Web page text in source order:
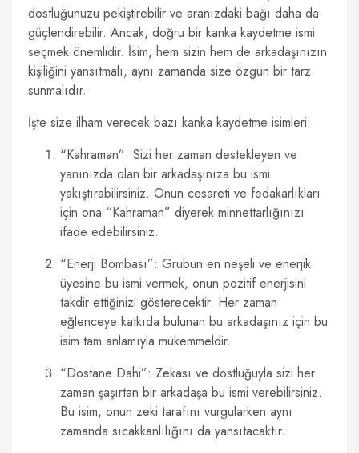
dostluğunuzu pekiştirebilir ve aranızdaki bağı daha da
güçlendirebilir. Ancak, doğru bir kanka kaydetme ismi
seçmek önemlidir. İsim, hem sizin hem de arkadaşınızın
kişiliğini yansıtmalı, aynı zamanda size özgün bir tarz
sunmalıdır.
İşte size ilham verecek bazı kanka kaydetme isimleri:
“Kahraman”: Sizi her zaman destekleyen ve
yanınızda olan bir arkadaşınıza bu ismi
yakıştırabilirsiniz. Onun cesareti ve fedakarlıkları
için ona “Kahraman” diyerek minnettarlığınızı
ifade edebilirsiniz.
“Enerji Bombası”: Grubun en neşeli ve enerjik
üyesine bu ismi vermek, onun pozitif enerjisini
takdir ettiğinizi gösterecektir. Her zaman
eğlenceye katkıda bulunan bu arkadaşınız için bu
isim tam anlamıyla mükemmeldir.
“Dostane Dahi”: Zekası ve dostluğuyla sizi her
zaman şaşırtan bir arkadaşa bu ismi verebilirsiniz.
Bu isim, onun zeki tarafını vurgularken aynı
zamanda sıcakkanlılığını da yansıtacaktır.